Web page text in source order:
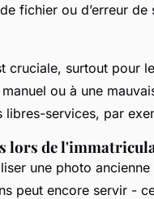
fichier ou d’erreur
cruciale, surtout pour
ou à une
services, par
lors de
une photo
peut encore servir -